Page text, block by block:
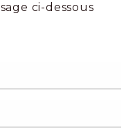
ci-dessous